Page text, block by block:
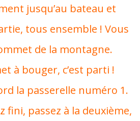
jusqu’au bateau et
tous ensemble ! Vous
de la montagne.
à bouger, c’est parti !
la passerelle numéro 1.
fini, passez à la deuxième,